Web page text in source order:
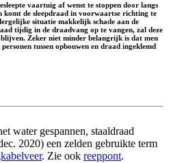
vaartuig af wenst te stoppen door langs
komt de sleepdraad in voorwaartse richting te
situatie makkelijk schade aan de
tijdig in de draadvang op te vangen, zal deze
Zeker niet minder belangrijk is dat men
tussen opbouwen en draad ingeklemd
water gespannen, staaldraad
2020) een zelden gebruikte term
. Zie ook reeppont.